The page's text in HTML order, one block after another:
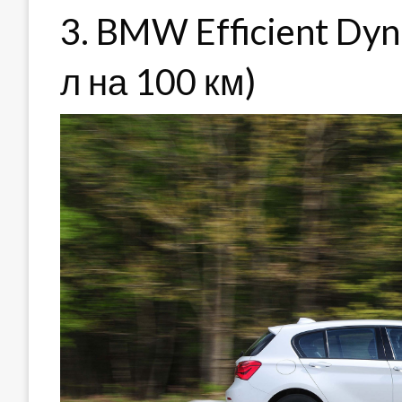
3. BMW Efficient
л на 100 км)